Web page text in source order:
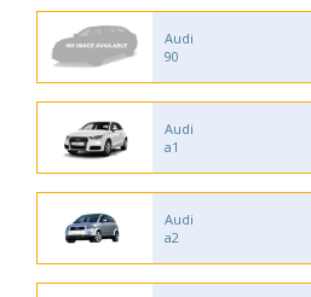
Audi
90
Audi
a1
Audi
a2